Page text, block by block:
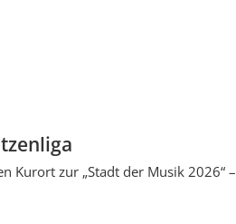
Kurort zur „Stadt der Musik 2026“ –